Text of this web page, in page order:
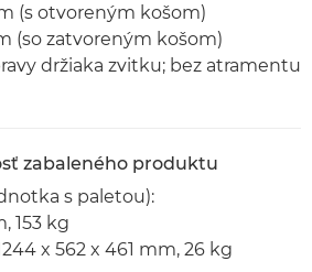
(s otvoreným košom)
(so zatvoreným košom)
držiaka zvitku; bez atramentu
zabaleného produktu
s paletou):
153 kg
x 562 x 461 mm, 26 kg